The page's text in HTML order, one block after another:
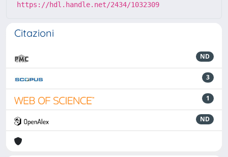
https://hdl.handle.net/2434/1032309
Citazioni
ND
3
1
ND